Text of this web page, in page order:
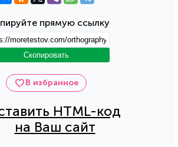
В избранное
HTML-код
на Ваш сайт
прямую ссылку
Скопировать